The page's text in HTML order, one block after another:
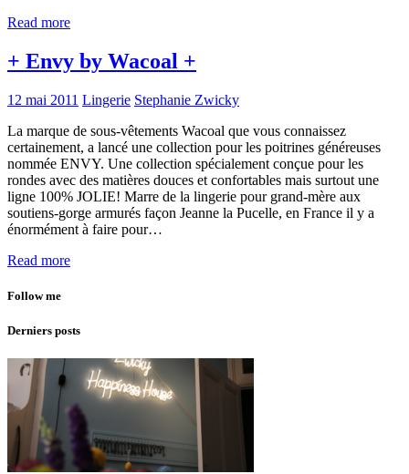
Read more
+ Envy by Wacoal +
12 mai 2011 Lingerie Stephanie Zwicky
La marque de sous-vêtements Wacoal que vous connaissez
certainement, a lancé une collection pour les poitrines généreuses
nommée ENVY. Une collection spécialement conçue pour les
rondes avec des matières douces et confortables mais surtout une
ligne 100% JOLIE! Marre de la lingerie pour grand-mère aux
soutiens-gorge armurés façon Jeanne la Pucelle, en France il y a
énormément à faire pour…
Read more
Follow me
Derniers posts